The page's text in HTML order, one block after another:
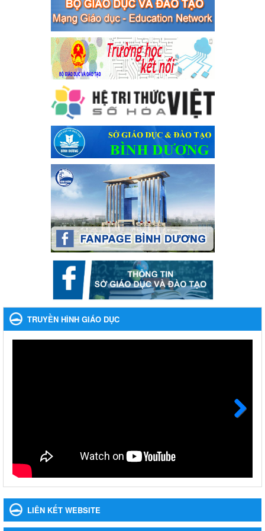
bạc và đánh bạc
Ngày ban hành: 04/03/2024
Kế hoạch Tổ chức Hội trại truyền thống học sinh thị xã Bến
Cát Lần thứ VIII, năm học 2023-2024
Kế hoạch Tổ chức Hội trại truyền thống học sinh thị xã Bến Cát
Lần thứ VIII, năm học 2023-2024
Ngày ban hành: 28/12/2023
Phối hợp rà soát nhu cầu tiêm vắc xin phòng Covid 19
Phối hợp rà soát nhu cầu tiêm vắc xin phòng Covid 19
Ngày ban hành: 22/11/2023
Phát động, triển khai Cuộc thi " An toàn giao thông cho nụ
cười ngày mai" dành cho học sinh và giáo viên trung học
năm học 2023-2024
Phát động, triển khai Cuộc thi " An toàn giao thông cho nụ cười
ngày mai" dành cho học sinh và giáo viên trung học năm học
Ngày ban hành: 22/11/2023
Nhắc nhỡ thực hiện thanh toán không dùng tiền mặt các
khoản thu trong nhà trường năm học 2023-2024 và các năm
Nhắc nhỡ thực hiện thanh toán không dùng tiền mặt các khoản
thu trong nhà trường năm học 2023-2024 và các năm tiếp theo
Ngày ban hành: 27/09/2023
bổng, hỗ trợ của Chương trình "Tiếp sức đến trường" năm
Ngày ban hành: 22/08/2023
Triển khai Kế hoạch Triển khai các hoạt động hưởng ứng
phong trào vệ sinh yêu nước nâng cao sức khỏe nhân dân
năm 2023
Triển khai Kế hoạch Triển khai các hoạt động hưởng ứng phong
TRUYỀN HÌNH GIÁO DỤC
LIÊN KẾT WEBSITE